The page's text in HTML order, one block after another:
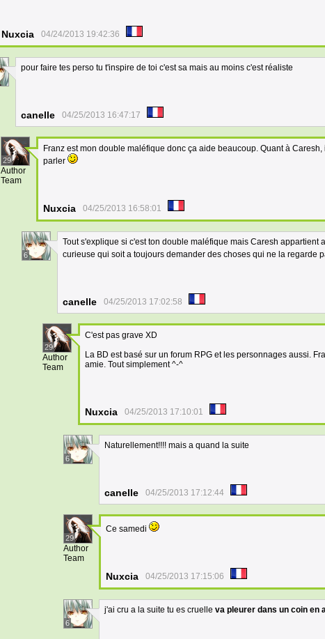
Nuxcia 04/24/2013 19:42:36
pour faire tes perso tu t'inspire de toi c'est sa mais au moins c'est réaliste
canelle 04/25/2013 16:47:17
29
Author
Team
Franz est mon double maléfique donc ça aide beaucoup. Quant à
parler
Nuxcia 04/25/2013 16:58:01
6
Tout s'explique si c'est ton double maléfique mais Caresh appartient
curieuse qui soit a toujours demander des choses qui ne la regarde
canelle 04/25/2013 17:02:58
29
Author
Team
C'est pas grave XD
La BD est basé sur un forum RPG et les personnages aussi.
amie. Tout simplement ^-^
Nuxcia 04/25/2013 17:10:01
6
Naturellement!!!! mais a quand la suite
canelle 04/25/2013 17:12:44
29
Author
Team
Ce samedi
Nuxcia 04/25/2013 17:15:06
6
j'ai cru a la suite tu es cruelle va pleurer dans un coin en